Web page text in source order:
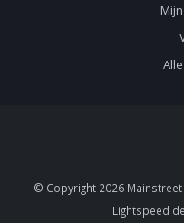
© Copyright 2026
Lightspeed